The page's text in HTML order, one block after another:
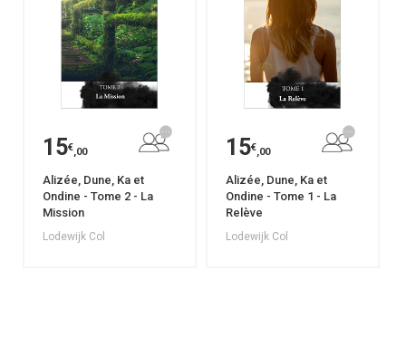
15€,00
Alizée, Dune, Ka et
Ondine - Tome 2 - La
Mission
Lodewijk Col
15€,00
Alizée, Dune, Ka et
Ondine - Tome 1 - La
Relève
Lodewijk Col